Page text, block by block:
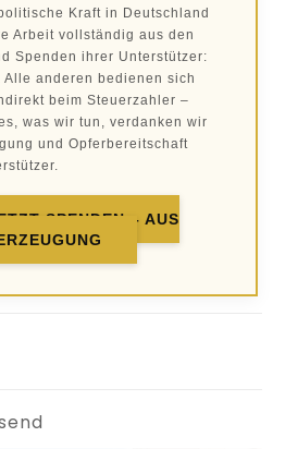
Kraft in Deutschland
Arbeit vollständig aus den
Spenden ihrer Unterstützer:
Alle anderen bedienen sich
beim Steuerzahler –
was wir tun, verdanken wir
und Opferbereitschaft
SPENDEN – AUS